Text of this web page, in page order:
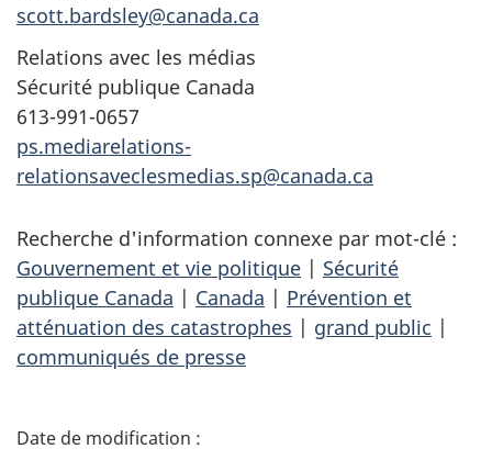
scott.bardsley@canada.ca
Relations avec les médias
Sécurité publique Canada
613-991-0657
ps.mediarelations-
relationsaveclesmedias.sp@canada.ca
Recherche d'information connexe par mot-clé :
Gouvernement et vie politique | Sécurité
publique Canada | Canada | Prévention et
atténuation des catastrophes | grand public |
communiqués de presse
D